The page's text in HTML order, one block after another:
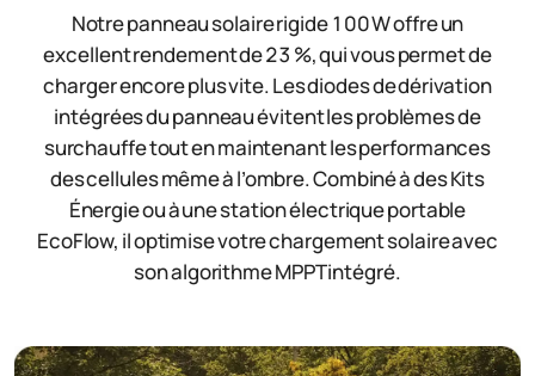
Notre panneau solaire rigide 100 W offre un
excellent rendement de 23 %, qui vous permet de
charger encore plus vite. Les diodes de dérivation
intégrées du panneau évitent ​les problèmes de
surchauffe tout en maintenant les performances
des cellules même à l’ombre. Combiné à des Kits
Énergie ou à une station électrique portable
EcoFlow, il optimise votre chargement solaire avec
son algorithme MPPT intégré.